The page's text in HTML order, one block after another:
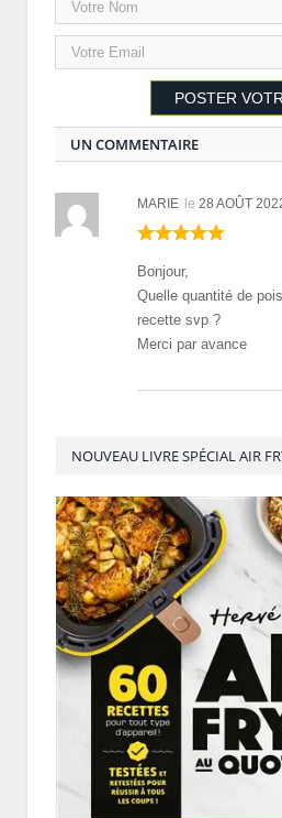
UN COMMENTAIRE
MARIE le 28 AOÛT
Bonjour,
Quelle quantité de
recette svp ?
Merci par avance
NOUVEAU LIVRE SPÉCIAL AIR